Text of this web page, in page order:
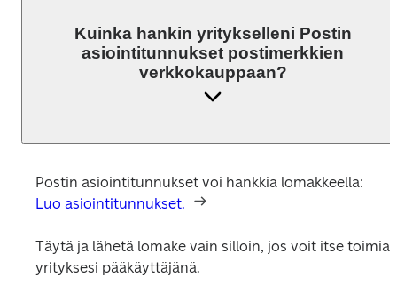
Kuinka hankin yritykselleni Postin
asiointitunnukset postimerkkien
verkkokauppaan?
Luo asiointitunnukset.
Täytä ja lähetä lomake vain silloin, jos voit itse toimia
yrityksesi pääkäyttäjänä.